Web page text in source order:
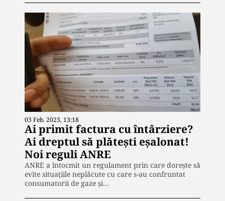
03 Feb. 2023, 13:18
Ai primit factura cu întârziere?
Ai dreptul să plătești eșalonat!
Noi reguli ANRE
ANRE a întocmit un regulament prin care dorește să
evite situațiile neplăcute cu care s-au confruntat
consumatorii de gaze și…